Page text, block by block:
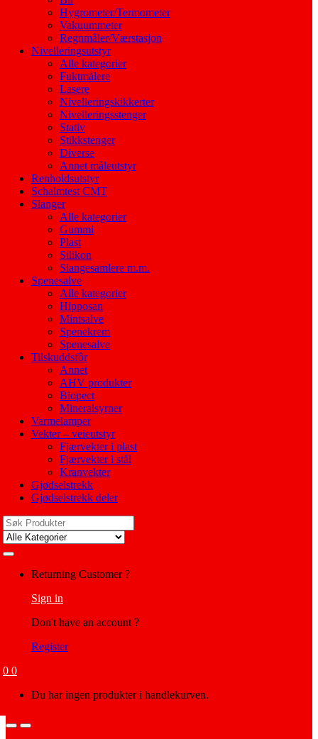
Hygrometer/Termometer
Vakuummeter
Regnmåler/Værstasjon
Nivelleringsutstyr
Alle kategorier
Fuktmålere
Lasere
Nivelleringskikkerter
Nivelleringsstenger
Stativ
Stikkstenger
Diverse
Annet måleutstyr
Renholdsutstyr
Schalmtest CMT
Slanger
Alle kategorier
Gummi
Plast
Silikon
Slangesamlere m.m.
Spenesalve
Alle kategorier
Hipposan
Mintsalve
Spenekrem
Spenesalve
Tilskuddsfôr
Annet
AHV produkter
Biopect
Mineralsyrner
Varmelamper
Vekter – veieutstyr
Fjærvekter i plast
Fjærvekter i stål
Kranvekter
Gjødselstrekk
Gjødselstrekk deler
Search
for:
Returning Customer ?
Sign in
Don't have an account ?
Register
0 0
Du har ingen produkter i handlekurven.
OpenClose